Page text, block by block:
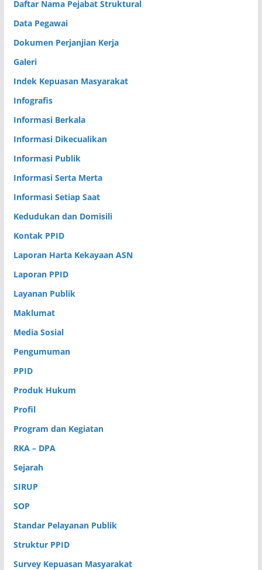
Daftar Nama Pejabat Struktural
Data Pegawai
Dokumen Perjanjian Kerja
Galeri
Indek Kepuasan Masyarakat
Infografis
Informasi Berkala
Informasi Dikecualikan
Informasi Publik
Informasi Serta Merta
Informasi Setiap Saat
Kedudukan dan Domisili
Kontak PPID
Laporan Harta Kekayaan ASN
Laporan PPID
Layanan Publik
Maklumat
Media Sosial
Pengumuman
PPID
Produk Hukum
Profil
Program dan Kegiatan
RKA – DPA
Sejarah
SIRUP
SOP
Standar Pelayanan Publik
Struktur PPID
Survey Kepuasan Masyarakat